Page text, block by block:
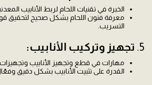
الخبرة في تقنيات اللحام لربط الأنابيب
معرفة فنون اللحام بشكل صحيح لتحقيق
التسريب.
5. تجهيز وتركيب الأنابيب:
مهارات في قطع وتجهيز الأنابيب وتجهيزات
القدرة على تثبيت الأنابيب بشكل دقيق